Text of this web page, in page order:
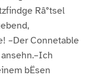
Râ°tsel
–Der Connetable
ansehn.–Ich
bËsen